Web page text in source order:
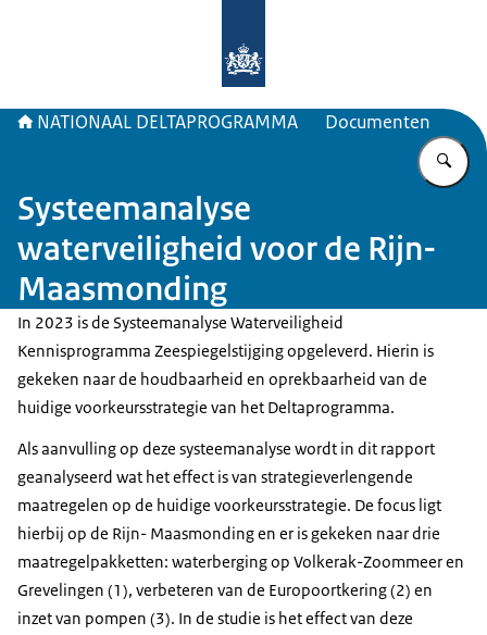
NATIONAAL DELTAPROGRAMMA Documenten
Systeemanalyse
waterveiligheid voor de Rijn-
Maasmonding
In 2023 is de Systeemanalyse Waterveiligheid
Kennisprogramma Zeespiegelstijging opgeleverd. Hierin is
gekeken naar de houdbaarheid en oprekbaarheid van de
huidige voorkeursstrategie van het Deltaprogramma.
Als aanvulling op deze systeemanalyse wordt in dit rapport
geanalyseerd wat het effect is van strategieverlengende
maatregelen op de huidige voorkeursstrategie. De focus ligt
hierbij op de Rijn- Maasmonding en er is gekeken naar drie
maatregelpakketten: waterberging op Volkerak-Zoommeer en
Grevelingen (1), verbeteren van de Europoortkering (2) en
inzet van pompen (3). In de studie is het effect van deze